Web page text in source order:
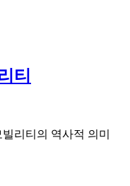
티
리티의 역사적 의미